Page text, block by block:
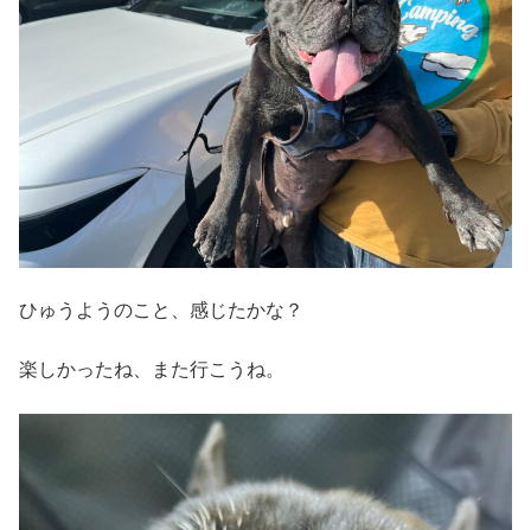
ひゅうようのこと、感じたかな？
楽しかったね、また行こうね。